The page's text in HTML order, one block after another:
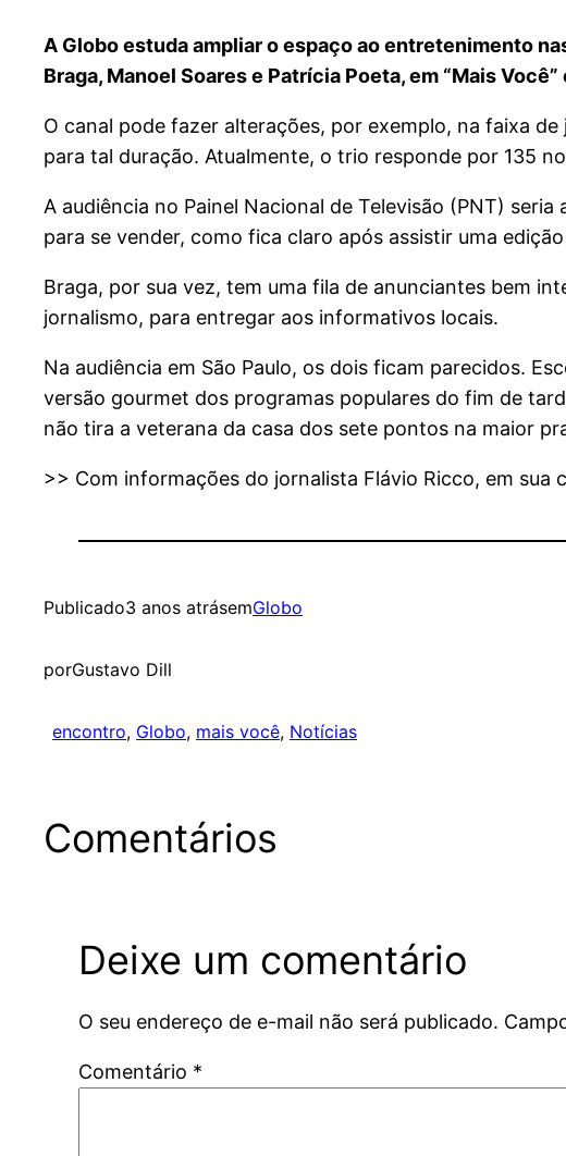
A Globo estuda ampliar o espaço ao entretenimento
Braga, Manoel Soares e Patrícia Poeta, em “Mais
O canal pode fazer alterações, por exemplo, na faixa
para tal duração. Atualmente, o trio responde por 135
A audiência no Painel Nacional de Televisão (PNT)
para se vender, como fica claro após assistir uma
Braga, por sua vez, tem uma fila de anunciantes bem
jornalismo, para entregar aos informativos locais.
Na audiência em São Paulo, os dois ficam parecidos.
versão gourmet dos programas populares do fim de
não tira a veterana da casa dos sete pontos na maior
>> Com informações do jornalista Flávio Ricco, em sua
Publicado3 anos atrásemGlobo
porGustavo Dill
encontro, Globo, mais você, Notícias
Comentários
Deixe um comentário
O seu endereço de e-mail não será publicado.
Comentário *